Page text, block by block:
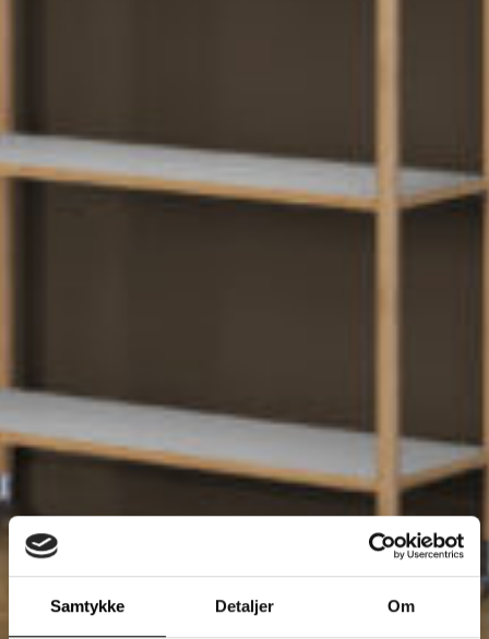
Samtykke Detaljer Om